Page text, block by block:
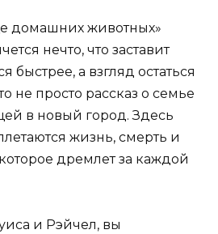
домашних животных»
нечто, что заставит
быстрее, а взгляд остаться
не просто рассказ о семье
в новый город. Здесь
жизнь, смерть и
дремлет за каждой
и Рэйчел, вы